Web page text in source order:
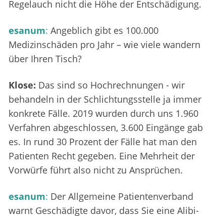
Regelauch nicht die Höhe der Entschädigung.
esanum: Angeblich gibt es 100.000
Medizinschäden pro Jahr – wie viele wandern
über Ihren Tisch?
Klose: Das sind so Hochrechnungen - wir
behandeln in der Schlichtungsstelle ja immer
konkrete Fälle. 2019 wurden durch uns 1.960
Verfahren abgeschlossen, 3.600 Eingänge gab
es. In rund 30 Prozent der Fälle hat man den
Patienten Recht gegeben. Eine Mehrheit der
Vorwürfe führt also nicht zu Ansprüchen.
esanum: Der Allgemeine Patientenverband
warnt Geschädigte davor, dass Sie eine Alibi-